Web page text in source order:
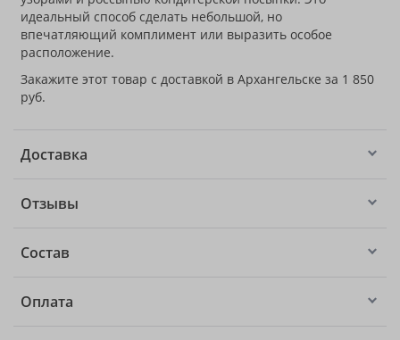
идеальный способ сделать небольшой, но
впечатляющий комплимент или выразить особое
расположение.
Закажите этот товар с доставкой в Архангельске за 1 850
руб.
Доставка
Отзывы
Состав
Оплата